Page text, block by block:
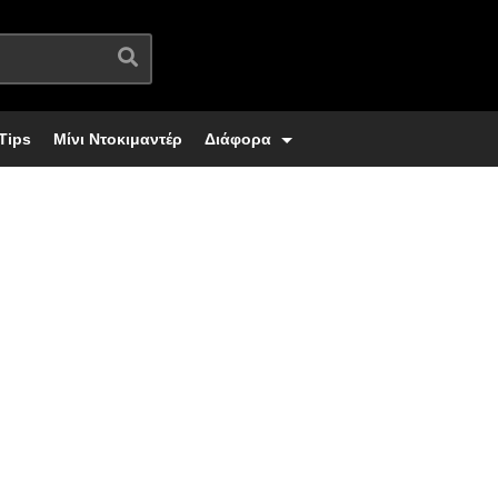
Μίνι Ντοκιμαντέρ Διάφορα